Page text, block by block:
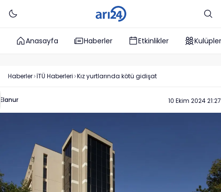
Anasayfa Haberler Etkinlikler Kulüpler
Haberler İTÜ Haberleri Kız yurtlarında kötü gidişat
Elanur 10 Ekim 2024 21:27